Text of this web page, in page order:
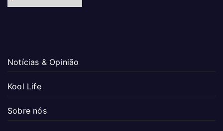
Notícias & Opinião
Kool Life
Sobre nós